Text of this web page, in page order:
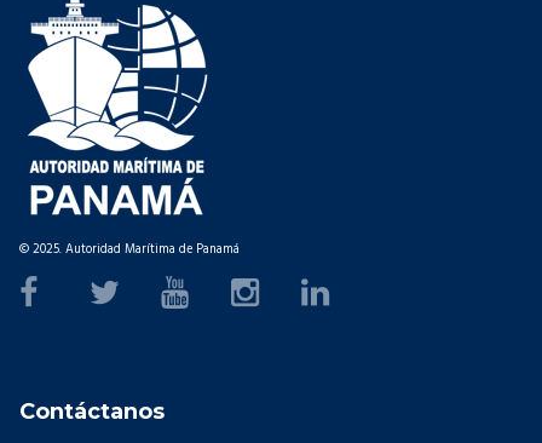
© 2025. Autoridad Marítima de Panamá
Contáctanos